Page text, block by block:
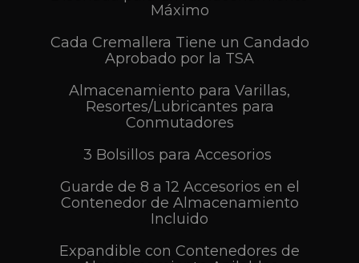
Máximo
Cada Cremallera Tiene un Candado
Aprobado por la TSA
Almacenamiento para Varillas,
Resortes/Lubricantes para
Conmutadores
3 Bolsillos para Accesorios
Guarde de 8 a 12 Accesorios en el
Contenedor de Almacenamiento
Incluido
Expandible con Contenedores de